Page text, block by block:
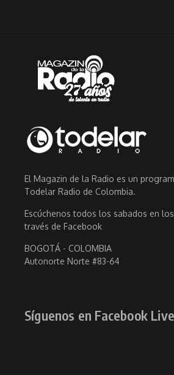
El Magazin de la Radio es un
Todelar Radio de Colombia.
Escúchenos todos los sabados en
través de Facebook
BOGOTÁ - COLOMBIA
Autonorte Norte #83-64
Síguenos en Facebook Live